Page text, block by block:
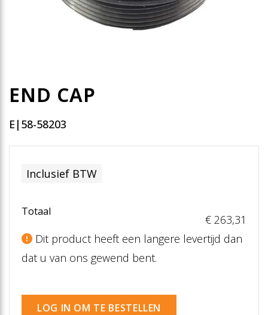
END CAP
E|58-58203
Inclusief BTW
Totaal
€ 263,31
Dit product heeft een langere levertijd dan
dat u van ons gewend bent.
LOG IN OM TE BESTELLEN